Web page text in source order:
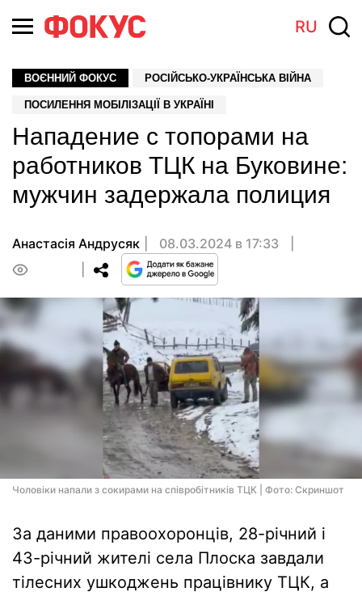
RU
ВОЄННИЙ ФОКУС РОСІЙСЬКО-УКРАЇНСЬКА ВІЙНА
ПОСИЛЕННЯ МОБІЛІЗАЦІЇ В УКРАЇНІ
Нападение с топорами на
работников ТЦК на Буковине:
мужчин задержала полиция
Анастасiя Андрусяк
08.03.2024 в 17:33
Чоловіки напали з сокирами на співробітників ТЦК | Фото: Скриншот
За даними правоохоронців, 28-річний і
43-річний жителі села Плоска завдали
тілесних ушкоджень працівнику ТЦК, а